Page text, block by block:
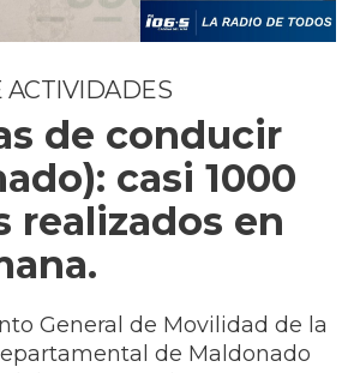
ACTIVIDADES
de conducir
casi 1000
realizados en
General de Movilidad de la
de Maldonado